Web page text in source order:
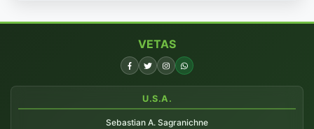
VETAS
U.S.A.
Sebastian A. Sagranichne